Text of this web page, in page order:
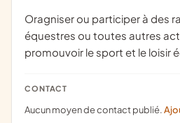
oragniser ou participer à des randonnées des fêtes
équestres ou toutes autres
promouvoir le sport et le loisir
CONTACT
Aucun moyen de contact publié.